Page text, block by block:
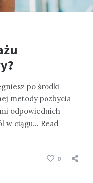
po środki
metody pozbycia
odpowiednich
w ciągu… Read
0